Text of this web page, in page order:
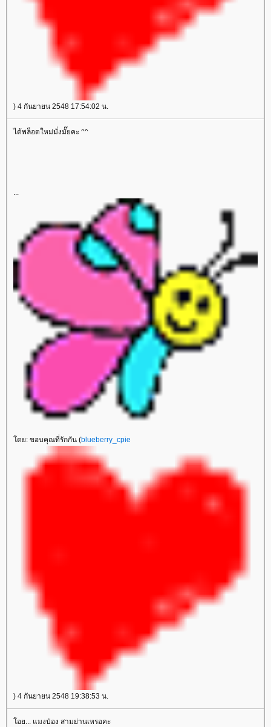
) 4 กันยายน 2548 17:54:02 น.
ได้พล็อตใหม่มั่งมั๊ยคะ ^^
ดย: ขอบคุณที่รักกัน (blueberry_cpie
) 4 กันยายน 2548 19:38:53 น.
อย... แมงป่อง สามย่านเหรอคะ